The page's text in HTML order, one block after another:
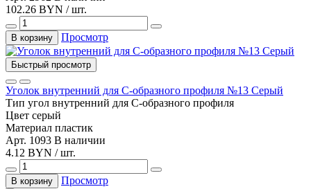
102.26 BYN / шт.
В корзину Просмотр
Быстрый просмотр
Уголок внутренний для С-образного профиля №13 Серый
Тип угол внутренний для С-образного профиля
Цвет серый
Материал пластик
Арт. 1093 В наличии
4.12 BYN / шт.
В корзину Просмотр